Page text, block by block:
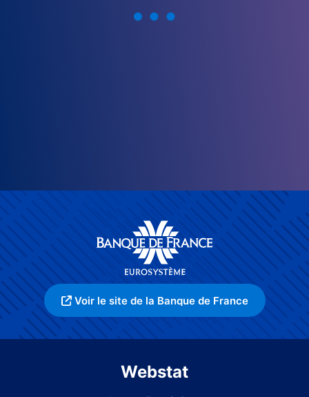
Voir le site de la Banque de France
Webstat